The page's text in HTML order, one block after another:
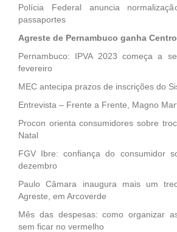
Polícia Federal anuncia
passaportes
Agreste de Pernambuco ganha
Pernambuco: IPVA 2023 começa a
fevereiro
MEC antecipa prazos de inscrições do
Entrevista – Frente a Frente, Magno
Procon orienta consumidores sobre
Natal
FGV Ibre: confiança do consumidor
dezembro
Paulo Câmara inaugura mais um
Agreste, em Arcoverde
Mês das despesas: como organizar
sem ficar no vermelho